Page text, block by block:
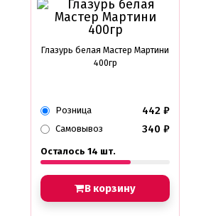
Глазурь белая Мастер Мартини
400гр
Розница 442 ₽
Самовывоз 340 ₽
Осталось 14 шт.
В корзину